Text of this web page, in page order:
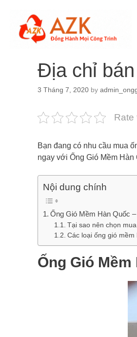
content
Địa chỉ
3 Tháng 7, 2020 by
Rate
Bạn đang có nhu cầu mua
ngay với Ống Gió Mềm Hàn
Nội dung chính
Ống Gió Mềm Hàn Quốc
Tại sao nên chọn
Các loại ống gió mềm
Ống Gió